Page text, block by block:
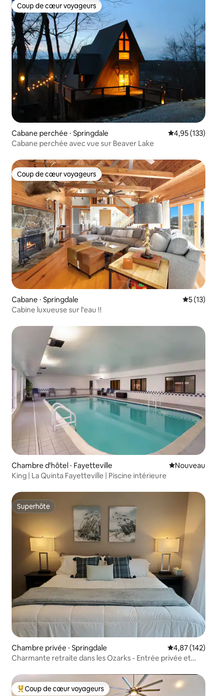
Coup de cœur voyageurs
Coup de cœur voyageurs
Cabane perchée ⋅ Springdale Évaluation
4,95 (133)
Cabane perchée avec vue sur Beaver Lake
Coup de cœur voyageurs
Coup de cœur voyageurs
Cabane ⋅ Springdale
5 (13)
Cabine luxueuse sur l'eau !!
Chambre d'hôtel ⋅ Fayetteville Nouvel
Nouveau
King | La Quinta Fayetteville | Piscine intérieure
Superhôte
Superhôte
Chambre privée ⋅ Springdale Évaluation
4,87 (142)
Charmante retraite dans les Ozarks - Entrée privée et
Coups de cœur voyageurs les plus appréciés
Coup de cœur voyageurs